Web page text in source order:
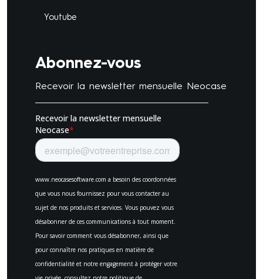
Youtube
Abonnez-vous
Recevoir la newsletter mensuelle Neocase